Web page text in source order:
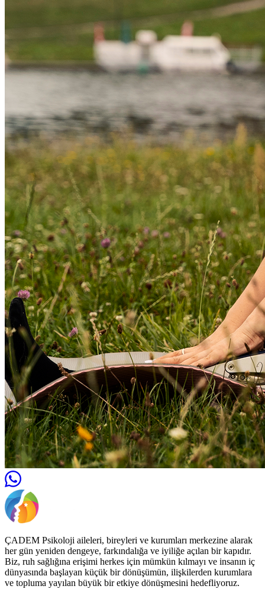
ÇADEM Psikoloji aileleri, bireyleri ve kurumları merkezine alarak
her gün yeniden dengeye, farkındalığa ve iyiliğe açılan bir kapıdır.
Biz, ruh sağlığına erişimi herkes için mümkün kılmayı ve insanın iç
dünyasında başlayan küçük bir dönüşümün, ilişkilerden kurumlara
ve topluma yayılan büyük bir etkiye dönüşmesini hedefliyoruz.